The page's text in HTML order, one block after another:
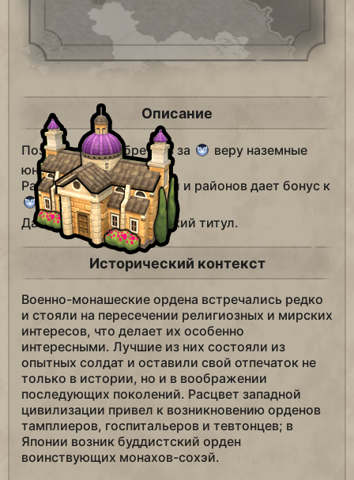
Описание
Позволяет приобретать за
веру наземные
юниты.
Разграбление улучшений и районов дает бонус к
вере.
Дает +1
губернаторский титул.
Исторический контекст
Военно-монашеские ордена встречались редко
и стояли на пересечении религиозных и мирских
интересов, что делает их особенно
интересными. Лучшие из них состояли из
опытных солдат и оставили свой отпечаток не
только в истории, но и в воображении
последующих поколений. Расцвет западной
цивилизации привел к возникновению орденов
тамплиеров, госпитальеров и тевтонцев; в
Японии возник буддистский орден
воинствующих монахов-сохэй.